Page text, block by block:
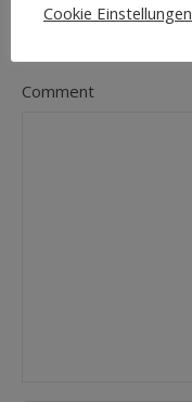
Comment
Cookie Einstellungen